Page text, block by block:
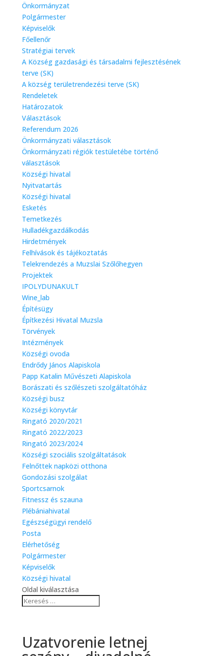
Önkormányzat
Polgármester
Képviselők
Főellenőr
Stratégiai tervek
A Község gazdasági és társadalmi fejlesztésének
terve (SK)
A község területrendezési terve (SK)
Rendeletek
Határozatok
Választások
Referendum 2026
Önkormányzati választások
Önkormányzati régiók testületébe történő
választások
Községi hivatal
Nyitvatartás
Községi hivatal
Esketés
Temetkezés
Hulladékgazdálkodás
Hirdetmények
Felhívások és tájékoztatás
Telekrendezés a Muzslai Szőlőhegyen
Projektek
IPOLYDUNAKULT
Wine_lab
Építésügy
Építkezési Hivatal Muzsla
Törvények
Intézmények
Községi ovoda
Endrődy János Alapiskola
Papp Katalin Művészeti Alapiskola
Borászati és szőlészeti szolgáltatóház
Községi busz
Községi könyvtár
Ringató 2020/2021
Ringató 2022/2023
Ringató 2023/2024
Községi szociális szolgáltatások
Felnőttek napközi otthona
Gondozási szolgálat
Sportcsarnok
Fitnessz és szauna
Plébániahivatal
Egészségügyi rendelő
Posta
Elérhetőség
Polgármester
Képviselők
Községi hivatal
Oldal kiválasztása
Uzatvorenie letnej